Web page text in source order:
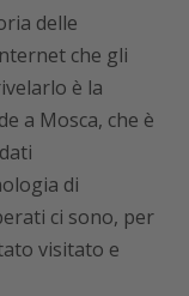
delle
che gli
è la
a Mosca, che è
di
ci sono, per
visitato e